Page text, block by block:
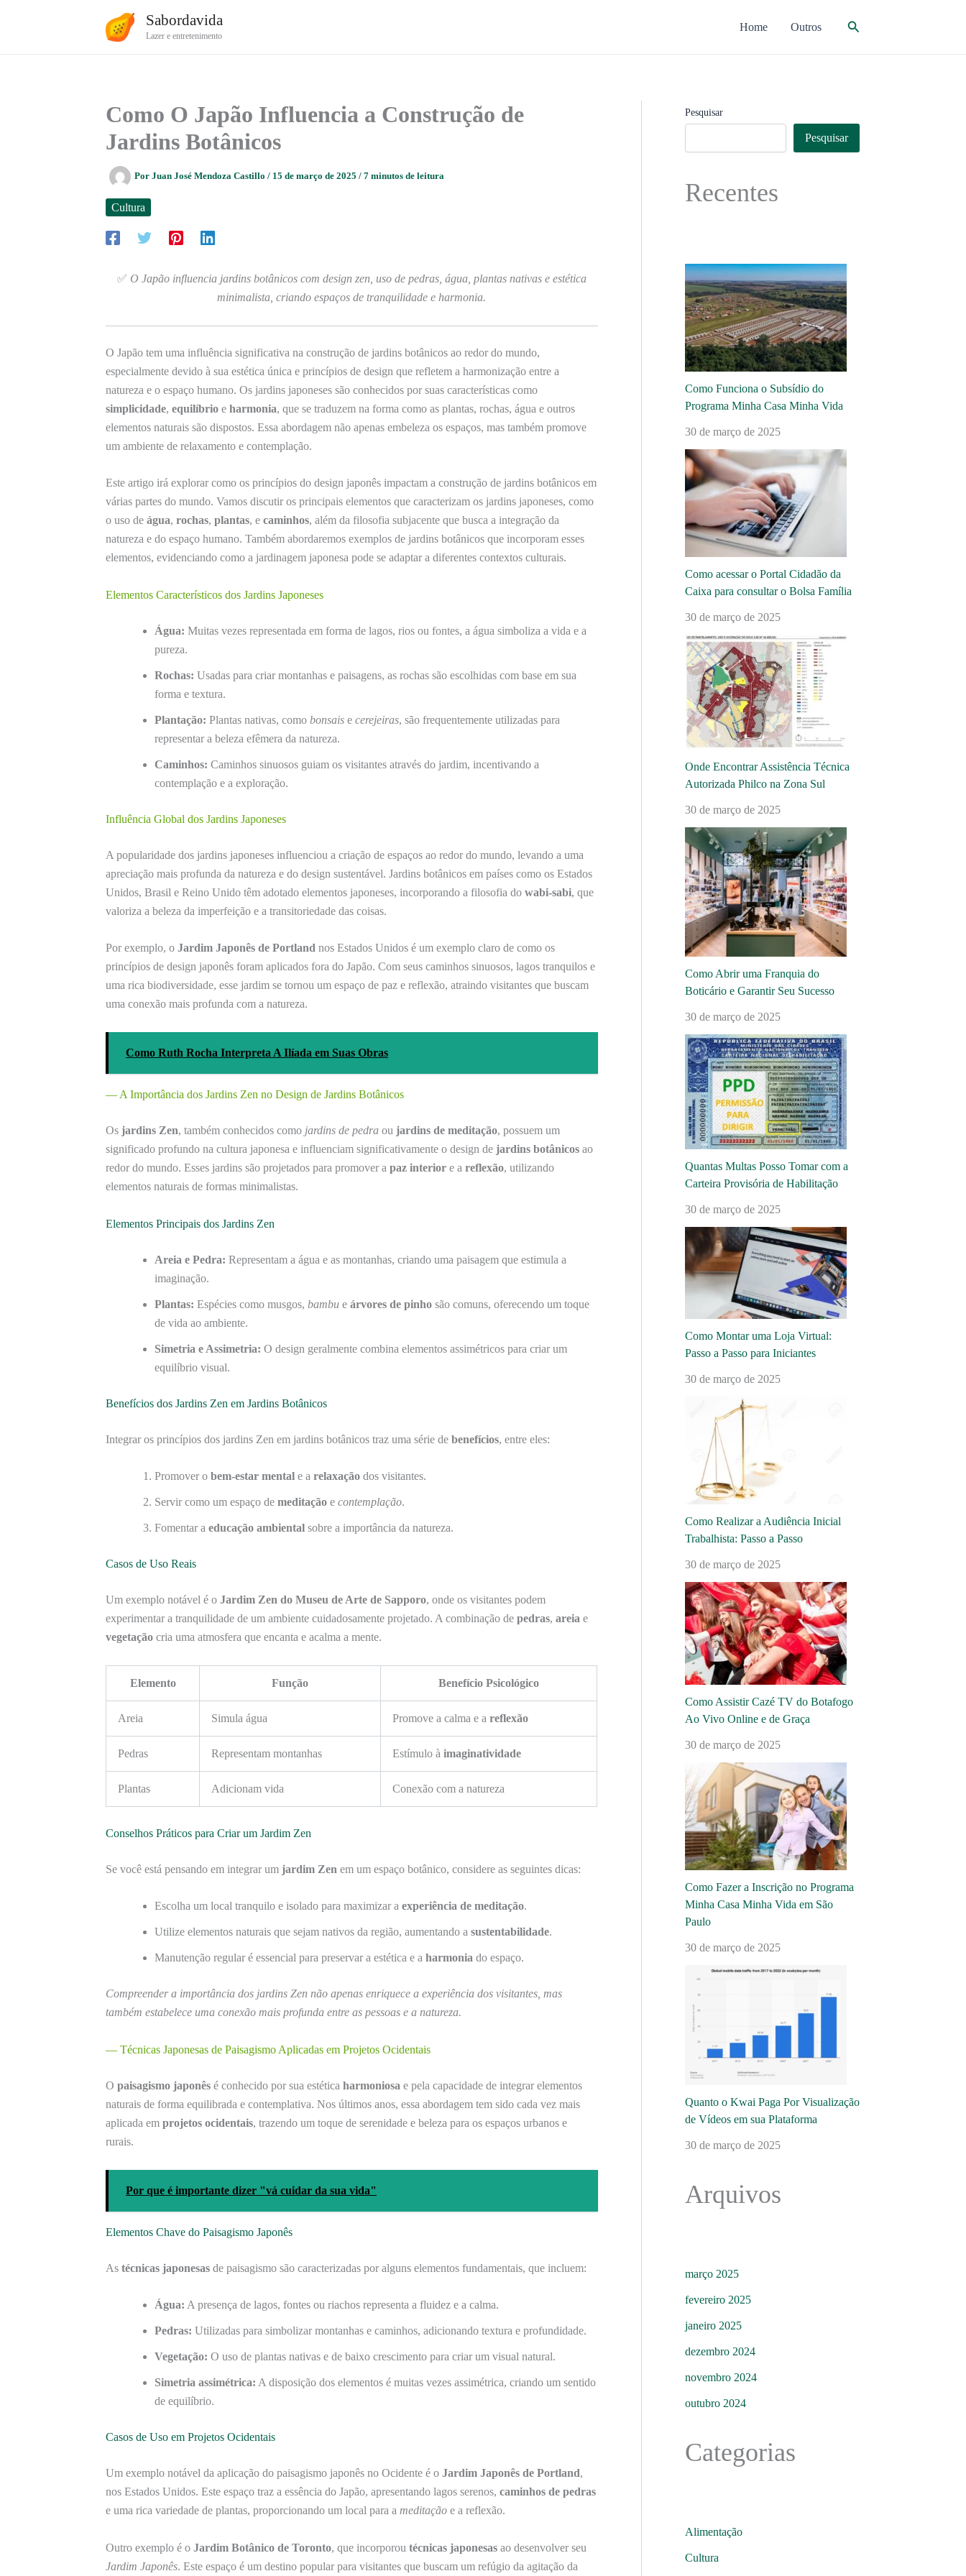
Sabordavida
Lazer e entretenimento
Home Outros Pesquisar
Como O Japão Influencia a Construção de
Jardins Botânicos
Por Juan José Mendoza Castillo / 15 de março de 2025 / 7 minutos de leitura
Cultura
✅ O Japão influencia jardins botânicos com design zen, uso de pedras, água, plantas nativas e estética
minimalista, criando espaços de tranquilidade e harmonia.
O Japão tem uma influência significativa na construção de jardins botânicos ao redor do mundo,
especialmente devido à sua estética única e princípios de design que refletem a harmonização entre a
natureza e o espaço humano. Os jardins japoneses são conhecidos por suas características como
simplicidade, equilíbrio e harmonia, que se traduzem na forma como as plantas, rochas, água e outros
elementos naturais são dispostos. Essa abordagem não apenas embeleza os espaços, mas também promove
um ambiente de relaxamento e contemplação.
Este artigo irá explorar como os princípios do design japonês impactam a construção de jardins botânicos em
várias partes do mundo. Vamos discutir os principais elementos que caracterizam os jardins japoneses, como
o uso de água, rochas, plantas, e caminhos, além da filosofia subjacente que busca a integração da
natureza e do espaço humano. Também abordaremos exemplos de jardins botânicos que incorporam esses
elementos, evidenciando como a jardinagem japonesa pode se adaptar a diferentes contextos culturais.
Elementos Característicos dos Jardins Japoneses
Água: Muitas vezes representada em forma de lagos, rios ou fontes, a água simboliza a vida e a
pureza.
Rochas: Usadas para criar montanhas e paisagens, as rochas são escolhidas com base em sua
forma e textura.
Plantação: Plantas nativas, como bonsais e cerejeiras, são frequentemente utilizadas para
representar a beleza efêmera da natureza.
Caminhos: Caminhos sinuosos guiam os visitantes através do jardim, incentivando a
contemplação e a exploração.
Influência Global dos Jardins Japoneses
A popularidade dos jardins japoneses influenciou a criação de espaços ao redor do mundo, levando a uma
apreciação mais profunda da natureza e do design sustentável. Jardins botânicos em países como os Estados
Unidos, Brasil e Reino Unido têm adotado elementos japoneses, incorporando a filosofia do wabi-sabi, que
valoriza a beleza da imperfeição e a transitoriedade das coisas.
Por exemplo, o Jardim Japonês de Portland nos Estados Unidos é um exemplo claro de como os
princípios de design japonês foram aplicados fora do Japão. Com seus caminhos sinuosos, lagos tranquilos e
uma rica biodiversidade, esse jardim se tornou um espaço de paz e reflexão, atraindo visitantes que buscam
uma conexão mais profunda com a natureza.
Como Ruth Rocha Interpreta A Ilíada em Suas Obras
— A Importância dos Jardins Zen no Design de Jardins Botânicos
Os jardins Zen, também conhecidos como jardins de pedra ou jardins de meditação, possuem um
significado profundo na cultura japonesa e influenciam significativamente o design de jardins botânicos ao
redor do mundo. Esses jardins são projetados para promover a paz interior e a reflexão, utilizando
elementos naturais de formas minimalistas.
Elementos Principais dos Jardins Zen
Areia e Pedra: Representam a água e as montanhas, criando uma paisagem que estimula a
imaginação.
Plantas: Espécies como musgos, bambu e árvores de pinho são comuns, oferecendo um toque
de vida ao ambiente.
Simetria e Assimetria: O design geralmente combina elementos assimétricos para criar um
equilíbrio visual.
Benefícios dos Jardins Zen em Jardins Botânicos
Integrar os princípios dos jardins Zen em jardins botânicos traz uma série de benefícios, entre eles:
Promover o bem-estar mental e a relaxação dos visitantes.
Servir como um espaço de meditação e contemplação.
Fomentar a educação ambiental sobre a importância da natureza.
Casos de Uso Reais
Um exemplo notável é o Jardim Zen do Museu de Arte de Sapporo, onde os visitantes podem
experimentar a tranquilidade de um ambiente cuidadosamente projetado. A combinação de pedras, areia e
vegetação cria uma atmosfera que encanta e acalma a mente.
Elemento Função Benefício Psicológico
Areia Simula água Promove a calma e a reflexão
Pedras Representam montanhas Estímulo à imaginatividade
Plantas Adicionam vida Conexão com a natureza
Conselhos Práticos para Criar um Jardim Zen
Se você está pensando em integrar um jardim Zen em um espaço botânico, considere as seguintes dicas:
Escolha um local tranquilo e isolado para maximizar a experiência de meditação.
Utilize elementos naturais que sejam nativos da região, aumentando a sustentabilidade.
Manutenção regular é essencial para preservar a estética e a harmonia do espaço.
Compreender a importância dos jardins Zen não apenas enriquece a experiência dos visitantes, mas
também estabelece uma conexão mais profunda entre as pessoas e a natureza.
— Técnicas Japonesas de Paisagismo Aplicadas em Projetos Ocidentais
O paisagismo japonês é conhecido por sua estética harmoniosa e pela capacidade de integrar elementos
naturais de forma equilibrada e contemplativa. Nos últimos anos, essa abordagem tem sido cada vez mais
aplicada em projetos ocidentais, trazendo um toque de serenidade e beleza para os espaços urbanos e
rurais.
Por que é importante dizer "vá cuidar da sua vida"
Elementos Chave do Paisagismo Japonês
As técnicas japonesas de paisagismo são caracterizadas por alguns elementos fundamentais, que incluem:
Água: A presença de lagos, fontes ou riachos representa a fluidez e a calma.
Pedras: Utilizadas para simbolizar montanhas e caminhos, adicionando textura e profundidade.
Vegetação: O uso de plantas nativas e de baixo crescimento para criar um visual natural.
Simetria assimétrica: A disposição dos elementos é muitas vezes assimétrica, criando um sentido
de equilíbrio.
Casos de Uso em Projetos Ocidentais
Um exemplo notável da aplicação do paisagismo japonês no Ocidente é o Jardim Japonês de Portland,
nos Estados Unidos. Este espaço traz a essência do Japão, apresentando lagos serenos, caminhos de pedras
e uma rica variedade de plantas, proporcionando um local para a meditação e a reflexão.
Outro exemplo é o Jardim Botânico de Toronto, que incorporou técnicas japonesas ao desenvolver seu
Jardim Japonês. Este espaço é um destino popular para visitantes que buscam um refúgio da agitação da
Pesquisar
Pesquisar
Recentes
Como Funciona o Subsídio do
Programa Minha Casa Minha Vida
30 de março de 2025
Como acessar o Portal Cidadão da
Caixa para consultar o Bolsa Família
30 de março de 2025
Onde Encontrar Assistência Técnica
Autorizada Philco na Zona Sul
30 de março de 2025
Como Abrir uma Franquia do
Boticário e Garantir Seu Sucesso
30 de março de 2025
Quantas Multas Posso Tomar com a
Carteira Provisória de Habilitação
30 de março de 2025
Como Montar uma Loja Virtual:
Passo a Passo para Iniciantes
30 de março de 2025
Como Realizar a Audiência Inicial
Trabalhista: Passo a Passo
30 de março de 2025
Como Assistir Cazé TV do Botafogo
Ao Vivo Online e de Graça
30 de março de 2025
Como Fazer a Inscrição no Programa
Minha Casa Minha Vida em São
Paulo
30 de março de 2025
Quanto o Kwai Paga Por Visualização
de Vídeos em sua Plataforma
30 de março de 2025
Arquivos
março 2025
fevereiro 2025
janeiro 2025
dezembro 2024
novembro 2024
outubro 2024
Categorias
Alimentação
Cultura